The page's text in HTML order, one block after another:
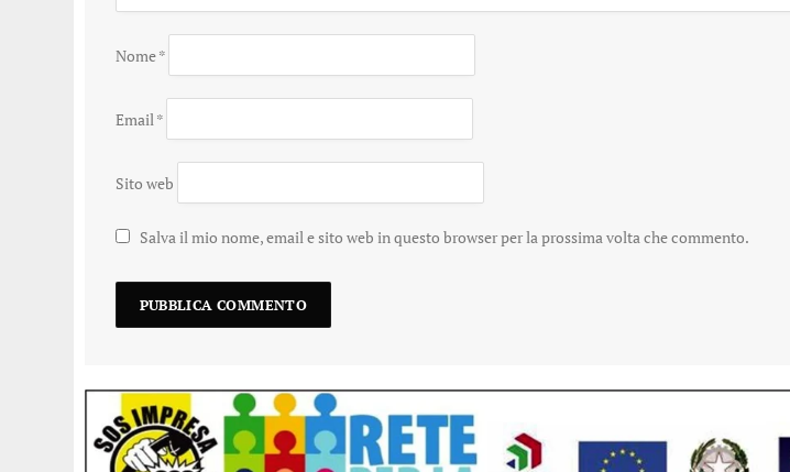
Nome*
Email *
Sito web
Salva il mio nome, email e sito web in questo browser per la prossima volta che commento.